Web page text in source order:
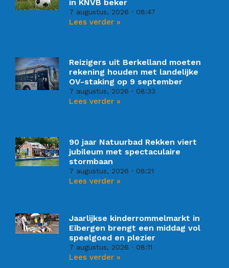
in KNVB beker
7 augustus, 2026 08:47
Lees verder »
Reizigers uit Berkelland moeten
rekening houden met landelijke
OV-staking op 9 september
7 augustus, 2026 08:33
Lees verder »
90 jaar Natuurbad Rekken viert
jubileum met spectaculaire
stormbaan
7 augustus, 2026 08:21
Lees verder »
Jaarlijkse kinderrommelmarkt in
Eibergen brengt een middag vol
speelgoed en plezier
7 augustus, 2026 08:11
Lees verder »